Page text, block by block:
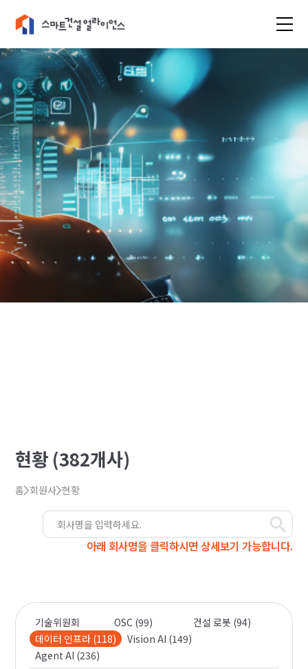
현황 (382개사)
홈 회원사 현황
아래 회사명을 클릭하시면 상세보기 가능합니다.
기술위원회 OSC (99)
건설 로봇 (94)
데이터 인프라 (118)
Vision AI (149)
Agent AI (236)